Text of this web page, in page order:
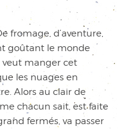
fromage, d’aventure,
goûtant le monde
veut manger cet
les nuages en
Alors au clair de
chacun sait, est faite
fermés, va passer